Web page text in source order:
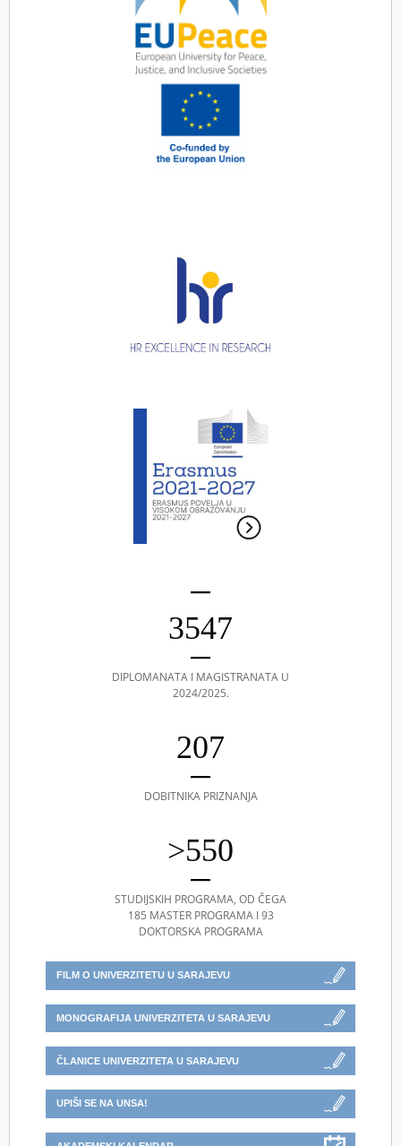
3547
DIPLOMANATA I MAGISTRANATA U
2024/2025.
207
DOBITNIKA PRIZNANJA
>550
STUDIJSKIH PROGRAMA, OD ČEGA
185 MASTER PROGRAMA I 93
DOKTORSKA PROGRAMA
FILM O UNIVERZITETU U SARAJEVU
MONOGRAFIJA UNIVERZITETA U SARAJEVU
ČLANICE UNIVERZITETA U SARAJEVU
UPIŠI SE NA UNSA!